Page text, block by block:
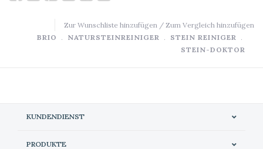
Zur Wunschliste hinzufügen / Zum Vergleich hinzufügen
BRIO
NATURSTEINREINIGER STEIN REINIGER
STEIN-DOKTOR
KUNDENDIENST
PRODUKTE